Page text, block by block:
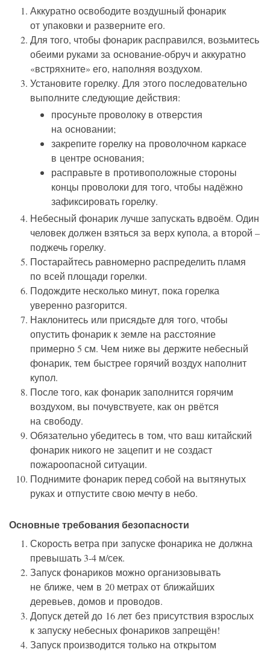
Аккуратно освободите воздушный фонарик
от упаковки и разверните его.
Для того, чтобы фонарик расправился, возьмитесь
обеими руками за основание-обруч и аккуратно
«встряхните» его, наполняя воздухом.
Установите горелку. Для этого последовательно
выполните следующие действия:
просуньте проволоку в отверстия
на основании;
закрепите горелку на проволочном каркасе
в центре основания;
расправьте в противоположные стороны
концы проволоки для того, чтобы надёжно
зафиксировать горелку.
Небесный фонарик лучше запускать вдвоём. Один
человек должен взяться за верх купола, а второй –
поджечь горелку.
Постарайтесь равномерно распределить пламя
по всей площади горелки.
Подождите несколько минут, пока горелка
уверенно разгорится.
Наклонитесь или присядьте для того, чтобы
опустить фонарик к земле на расстояние
примерно 5 см. Чем ниже вы держите небесный
фонарик, тем быстрее горячий воздух наполнит
купол.
После того, как фонарик заполнится горячим
воздухом, вы почувствуете, как он рвётся
на свободу.
Обязательно убедитесь в том, что ваш китайский
фонарик никого не зацепит и не создаст
пожароопасной ситуации.
Поднимите фонарик перед собой на вытянутых
руках и отпустите свою мечту в небо.
Основные требования безопасности
Скорость ветра при запуске фонарика не должна
превышать 3-4 м/сек.
Запуск фонариков можно организовывать
не ближе, чем в 20 метрах от ближайших
деревьев, домов и проводов.
Допуск детей до 16 лет без присутствия взрослых
к запуску небесных фонариков запрещён!
Запуск производится только на открытом